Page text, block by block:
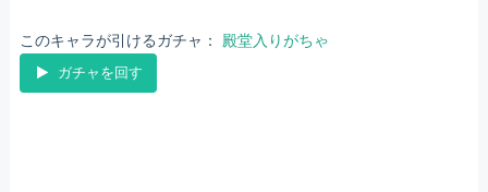
このキャラが引けるガチャ： 殿堂入りがちゃ
ガチャを回す